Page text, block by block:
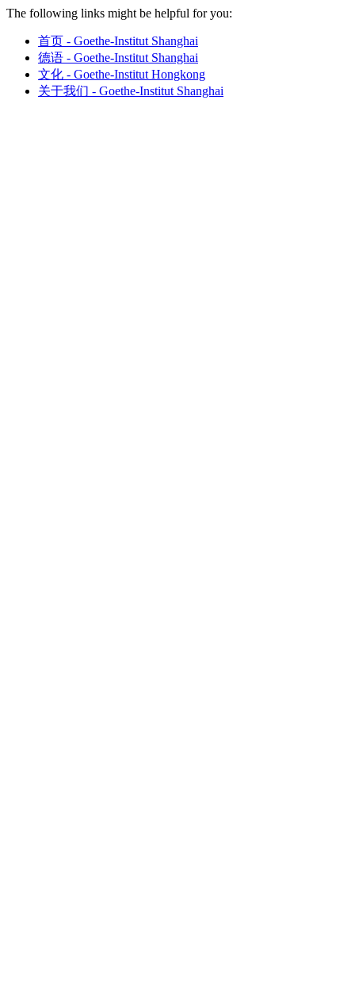
The following links might be helpful for you:
首页 - Goethe-Institut Shanghai
德语 - Goethe-Institut Shanghai
文化 - Goethe-Institut Hongkong
关于我们 - Goethe-Institut Shanghai